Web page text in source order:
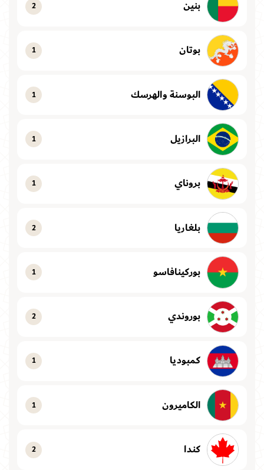
بنين 2
بوتان 1
البوسنة والهرسك 1
البرازيل 1
بروناي 1
بلغاريا 2
بوركينافاسو 1
بوروندي 2
كمبوديا 1
الكاميرون 1
كندا 2